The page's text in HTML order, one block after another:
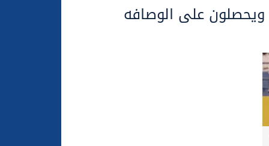
الحالي على الوصافه